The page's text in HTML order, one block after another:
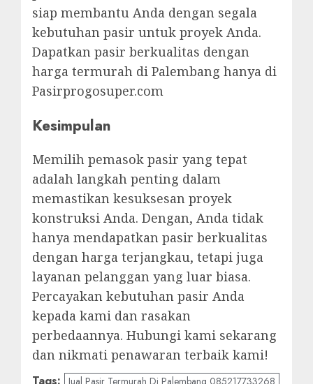
siap membantu Anda dengan segala
kebutuhan pasir untuk proyek Anda.
Dapatkan pasir berkualitas dengan
harga termurah di Palembang hanya di
Pasirprogosuper.com
Kesimpulan
Memilih pemasok pasir yang tepat
adalah langkah penting dalam
memastikan kesuksesan proyek
konstruksi Anda. Dengan, Anda tidak
hanya mendapatkan pasir berkualitas
dengan harga terjangkau, tetapi juga
layanan pelanggan yang luar biasa.
Percayakan kebutuhan pasir Anda
kepada kami dan rasakan
perbedaannya. Hubungi kami sekarang
dan nikmati penawaran terbaik kami!
Tags: Jual Pasir Termurah Di Palembang 085217733268